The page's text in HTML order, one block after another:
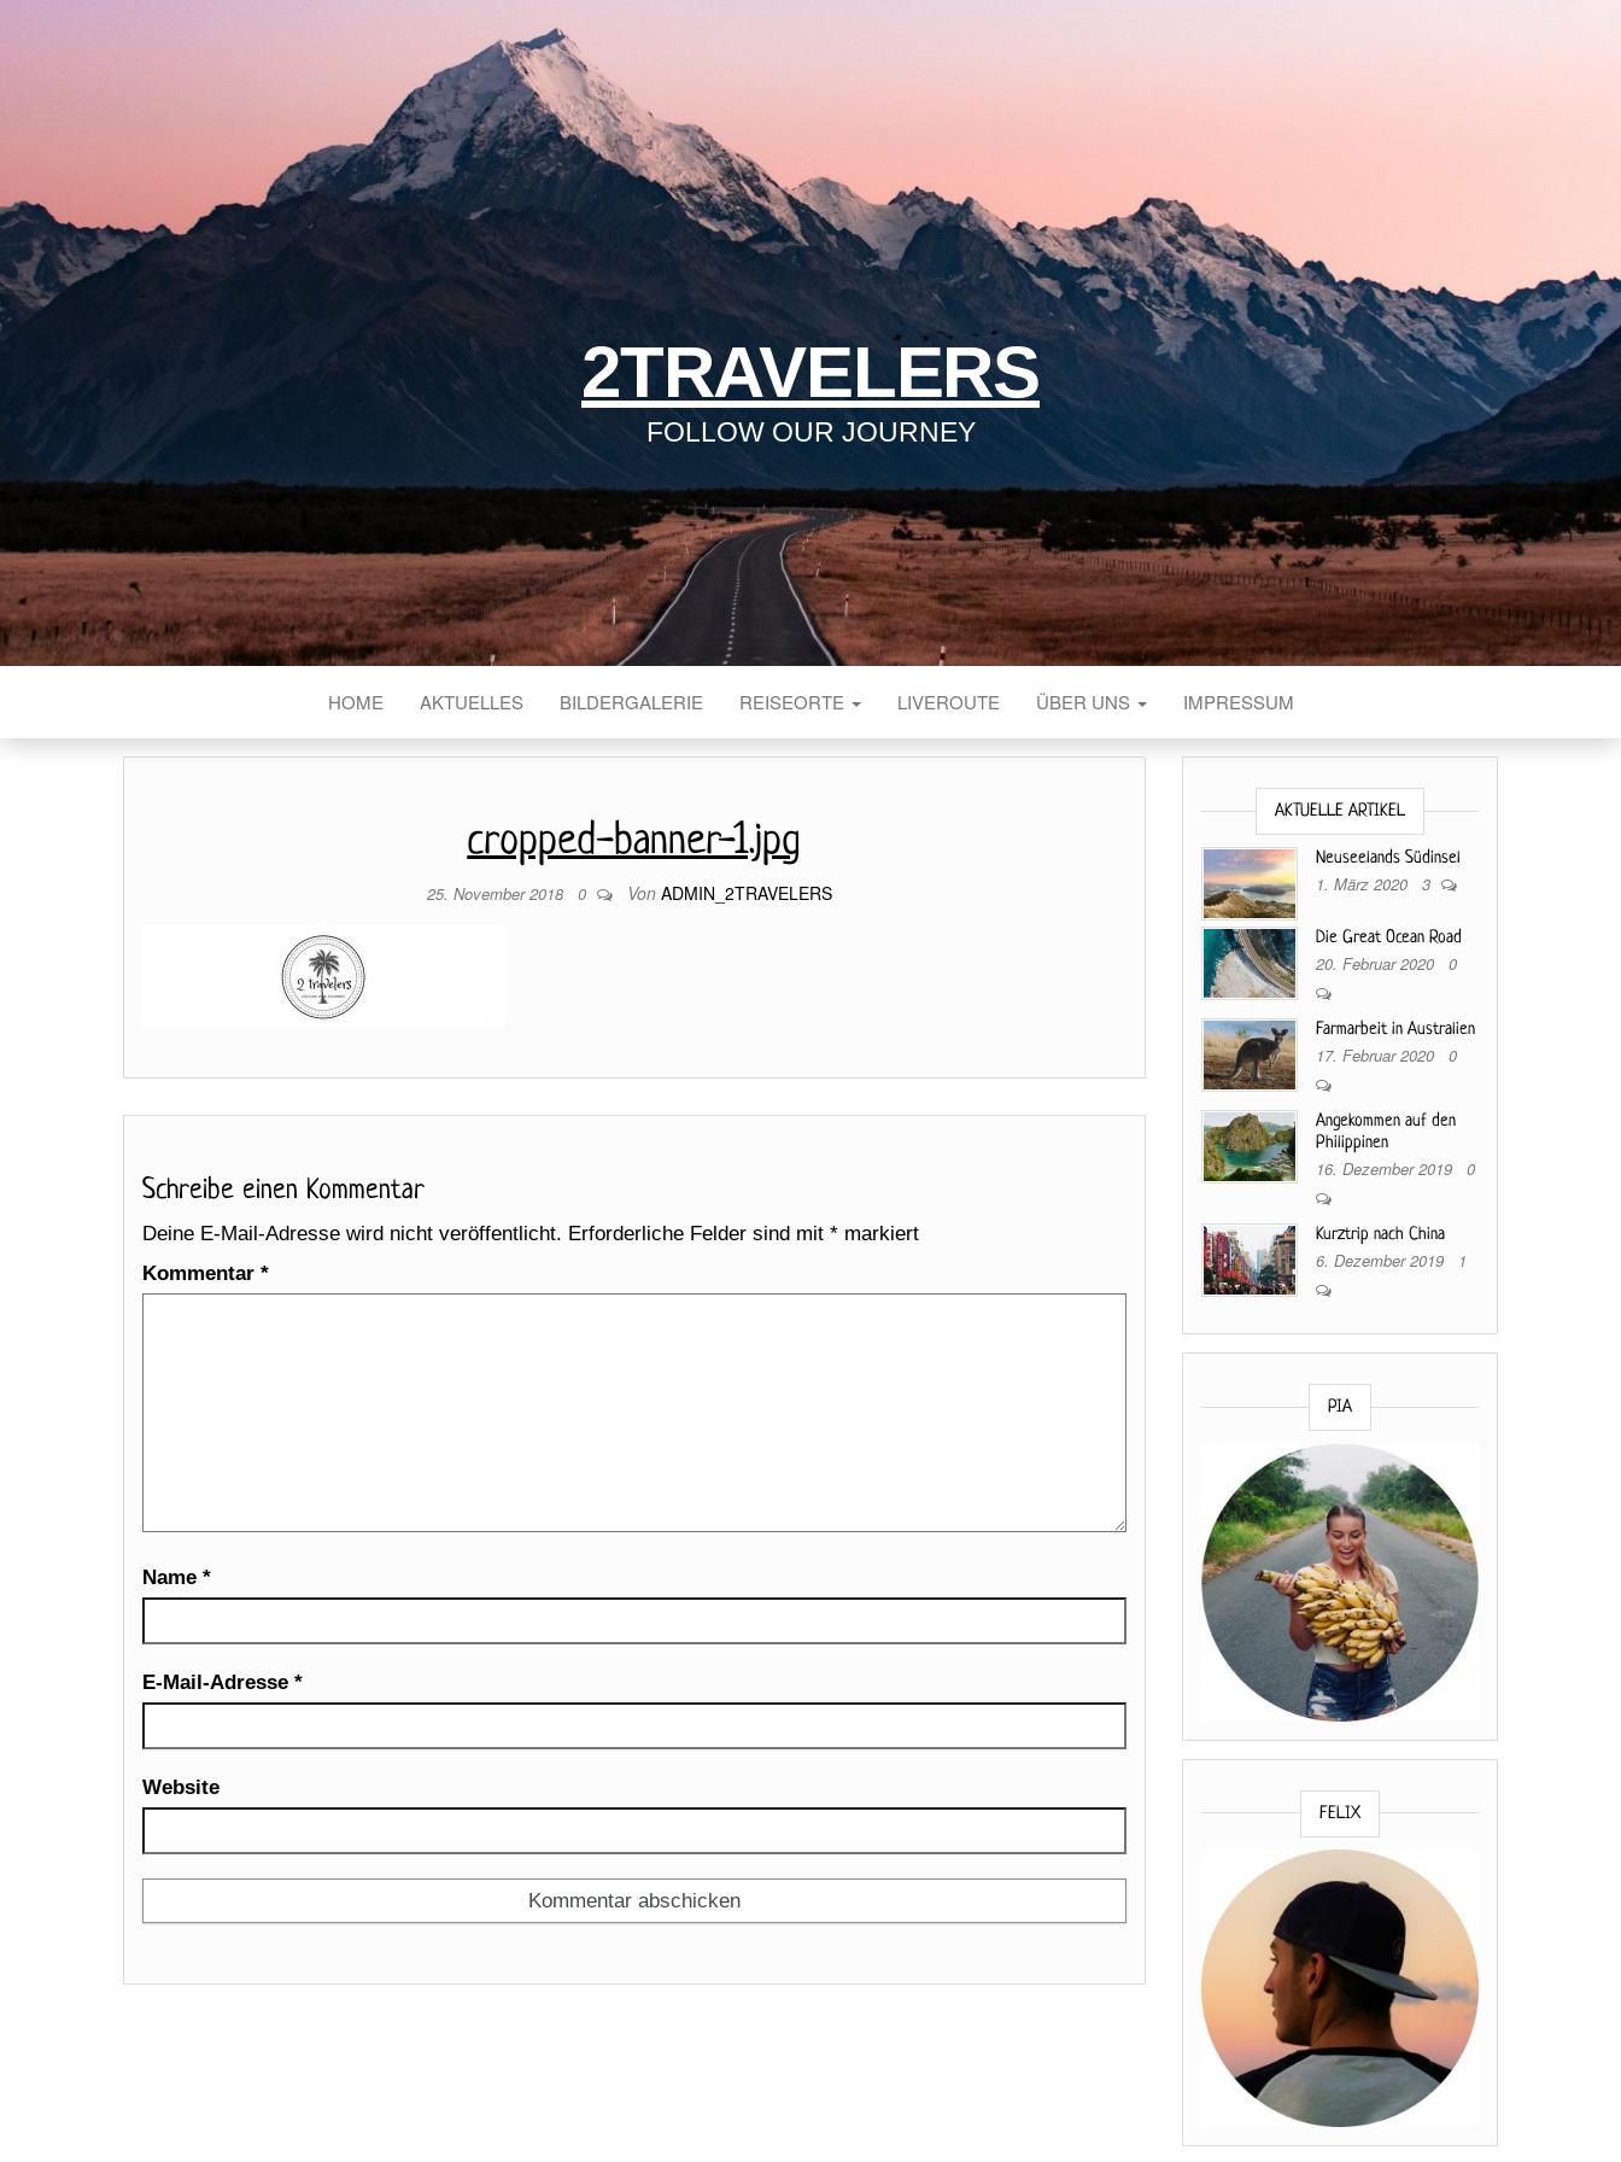
2TRAVELERS
FOLLOW OUR JOURNEY
HOME AKTUELLES BILDERGALERIE REISEORTE LIVEROUTE ÜBER UNS IMPRESSUM
cropped-banner-1.jpg
25. November 2018 0 Von ADMIN_2TRAVELERS
Schreibe einen Kommentar
Deine E-Mail-Adresse wird nicht veröffentlicht. Erforderliche Felder sind mit * markiert
Kommentar *
Name *
E-Mail-Adresse *
Website
AKTUELLE ARTIKEL
Neuseelands Südinsel
1. März 2020 3
Die Great Ocean Road
20. Februar 2020 0
Farmarbeit in Australien
17. Februar 2020 0
Angekommen auf den
Philippinen
16. Dezember 2019 0
Kurztrip nach China
6. Dezember 2019 1
PIA
FELIX